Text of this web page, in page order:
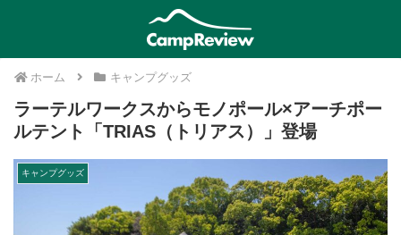
ホーム キャンプグッズ
ラーテルワークスからモノポール×アーチポー
ルテント「TRIAS（トリアス）」登場
キャンプグッズ